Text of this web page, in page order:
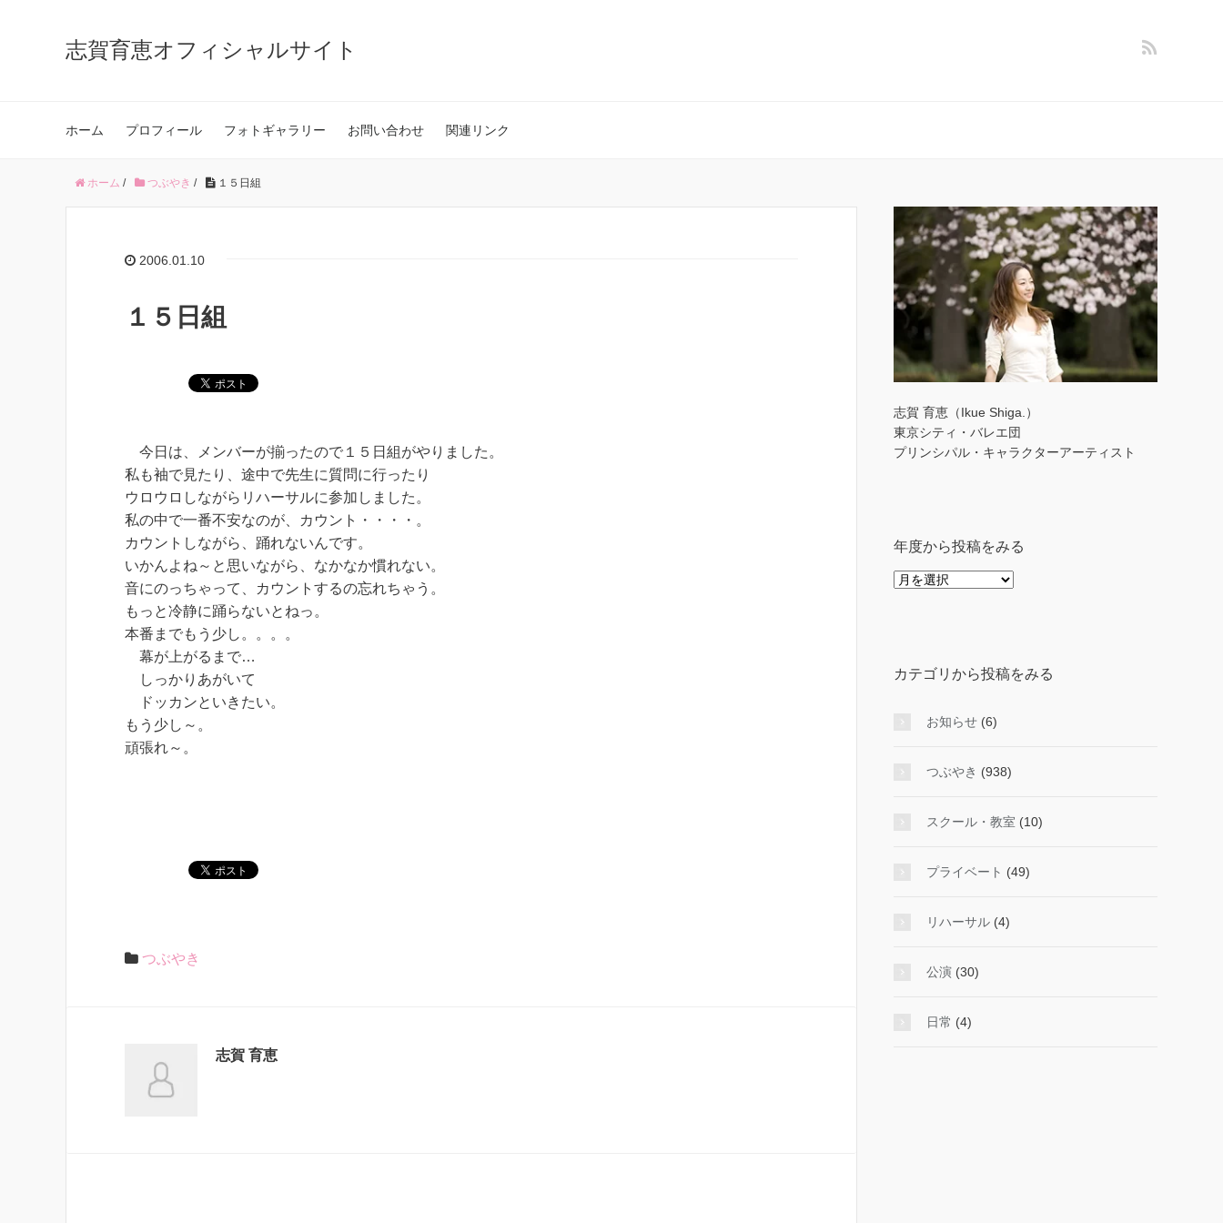
志賀育恵オフィシャルサイト
ホーム プロフィール フォトギャラリー お問い合わせ 関連リンク
ホーム / つぶやき / １５日組
2006.01.10
１５日組
今日は、メンバーが揃ったので１５日組がやりました。
私も袖で見たり、途中で先生に質問に行ったり
ウロウロしながらリハーサルに参加しました。
私の中で一番不安なのが、カウント・・・・。
カウントしながら、踊れないんです。
いかんよね～と思いながら、なかなか慣れない。
音にのっちゃって、カウントするの忘れちゃう。
もっと冷静に踊らないとねっ。
本番までもう少し。。。。
幕が上がるまで…
しっかりあがいて
ドッカンといきたい。
もう少し～。
頑張れ～。
つぶやき
志賀 育恵
志賀 育恵（Ikue Shiga.）
東京シティ・バレエ団
プリンシパル・キャラクターアーティスト
年度から投稿をみる
年
稿
み
カテゴリから投稿をみる
お知らせ (6)
つぶやき (938)
スクール・教室 (10)
プライベート (49)
リハーサル (4)
公演 (30)
日常 (4)